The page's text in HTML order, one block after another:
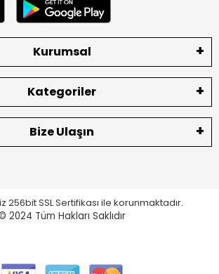
Kurumsal
Kategoriler
Bize Ulaşın
256bit SSL Sertifikası ile korunmaktadır.
2024 Tüm Hakları Saklıdır